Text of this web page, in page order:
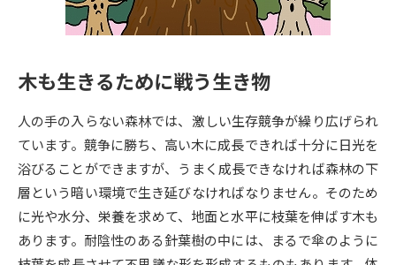
大学入学共通テスト「受験上の
配慮案内」の請求
高等学校卒業程度認定試験
幼稚園教員資格認定試験 小学校教員資格認定試験
高等学校（情報）教員資格認定
試験
大学研究 大学検索
木も生きるために戦う生き物
人の手の入らない森林では、激しい生存競争が繰り広げられ
ています。競争に勝ち、高い木に成長できれば十分に日光を
浴びることができますが、うまく成長できなければ森林の下
層という暗い環境で生き延びなければなりません。そのため
に光や水分、栄養を求めて、地面と水平に枝葉を伸ばす木も
あります。耐陰性のある針葉樹の中には、まるで傘のように